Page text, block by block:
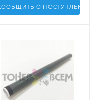
О ПОСТУПЛЕНИИ